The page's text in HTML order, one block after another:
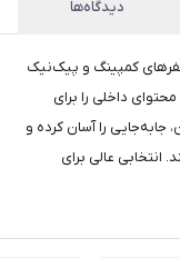
دیدگاه‌ها
از سفرهای کمپینگ و پیک‌نیک
داخلی را برای
را آسان کرده و
عالی برای